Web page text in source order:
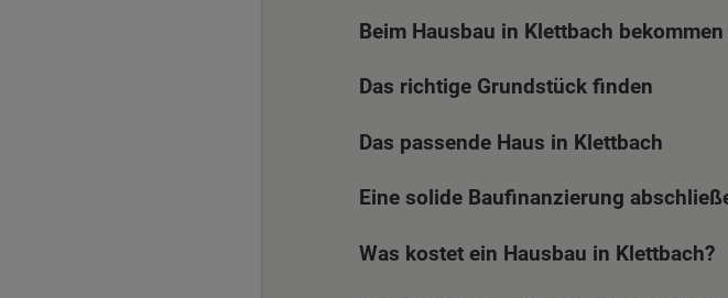
Beim Hausbau in Klettbach
Das richtige Grundstück finden
Das passende Haus in Klettbach
Eine solide Baufinanzierung
Was kostet ein Hausbau in Klettbach?